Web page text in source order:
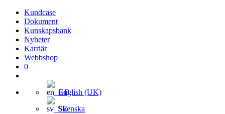
Kundcase
Dokument
Kunskapsbank
Nyheter
Karriär
Webbshop
0
English (UK)
Svenska